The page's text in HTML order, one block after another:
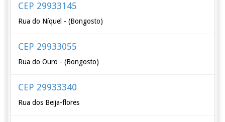
CEP 29933145
Rua do Níquel - (Bongosto)
CEP 29933055
Rua do Ouro - (Bongosto)
CEP 29933340
Rua dos Beija-flores